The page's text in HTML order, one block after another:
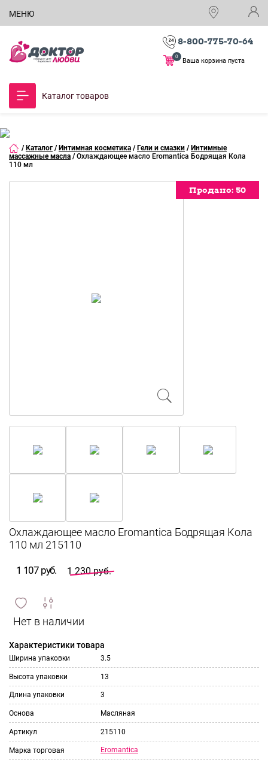
МЕНЮ
8-800-775-70-64
Ваша корзина пуста
0
Каталог товаров
/ Каталог / Интимная косметика / Гели и смазки / Интимные
массажные масла / Охлаждающее масло Eromantica Бодрящая Кола
110 мл
Продано: 50
Продано: 50
Продано: 50
Продано: 50
Продано: 50
Продано: 50
1 107 руб. 1 230 руб.
и
сравнить
ИЗБРАННОЕ
Характеристики товара
Ширина упаковки 3.5
Высота упаковки 13
Длина упаковки 3
Основа Масляная
Артикул 215110
Марка торговая Eromantica